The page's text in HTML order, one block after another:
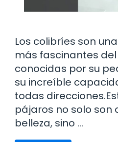
Los colibríes son
más fascinantes
conocidas por su
su increíble
todas
pájaros no solo son
belleza, sino …